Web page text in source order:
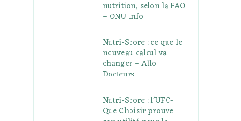
nutrition, selon la FAO
– ONU Info
Nutri-Score : ce que le
nouveau calcul va
changer – Allo
Docteurs
Nutri-Score : l’UFC-
Que Choisir prouve